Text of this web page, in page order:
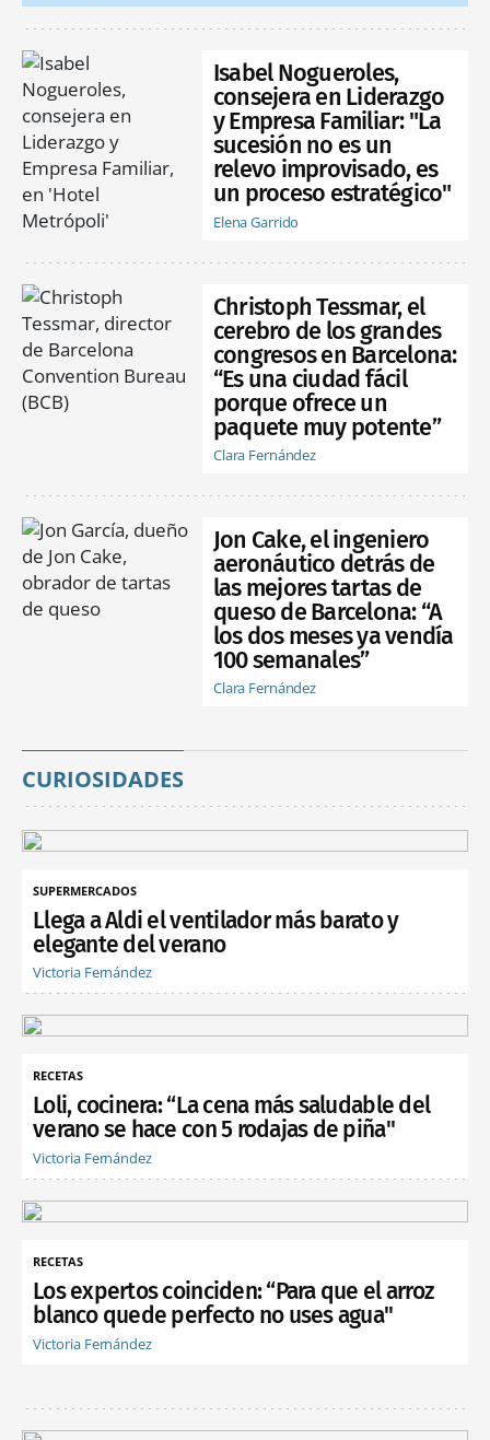
Isabel Nogueroles,
consejera en Liderazgo
y Empresa Familiar: "La
sucesión no es un
relevo improvisado, es
un proceso estratégico"
Elena Garrido
Christoph Tessmar, el
cerebro de los grandes
congresos en Barcelona:
“Es una ciudad fácil
porque ofrece un
paquete muy potente”
Clara Fernández
Jon Cake, el ingeniero
aeronáutico detrás de
las mejores tartas de
queso de Barcelona: “A
los dos meses ya vendía
100 semanales”
Clara Fernández
CURIOSIDADES
SUPERMERCADOS
Llega a Aldi el ventilador más barato y
elegante del verano
Victoria Fernández
RECETAS
Loli, cocinera: “La cena más saludable del
verano se hace con 5 rodajas de piña"
Victoria Fernández
RECETAS
Los expertos coinciden: “Para que el arroz
blanco quede perfecto no uses agua"
Victoria Fernández